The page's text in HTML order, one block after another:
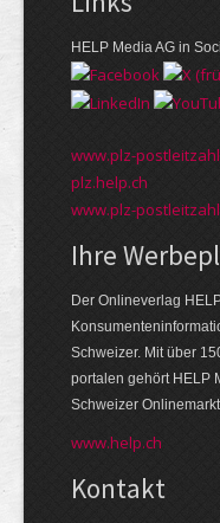
HELP Media AG in
www.plz-
plz.help.ch
www.plz-
Ihre
Der Onlineverlag
Schweizer. Mit über
portalen gehört HELP
Schweizer Onlinemarkt.
www.help.ch
Kontakt